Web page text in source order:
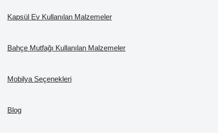
Kapsül Ev Kullanılan Malzemeler
Bahçe Mutfağı Kullanılan Malzemeler
Mobilya Seçenekleri
Blog